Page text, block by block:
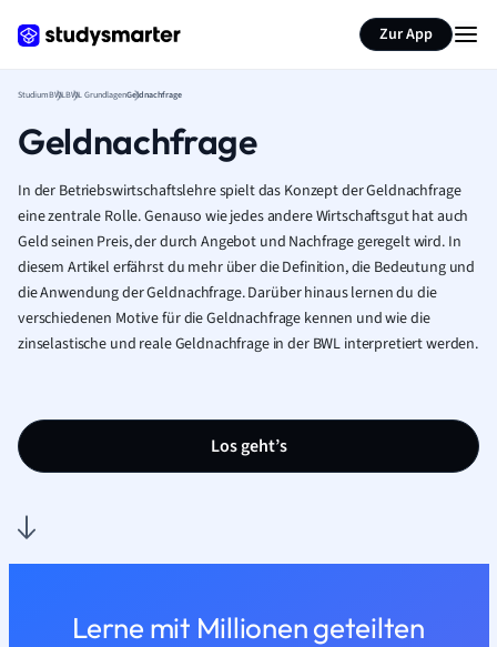
Zur App
StudiumBWLBWL GrundlagenGeldnachfrage
Geldnachfrage
In der Betriebswirtschaftslehre spielt das Konzept der Geldnachfrage
eine zentrale Rolle. Genauso wie jedes andere Wirtschaftsgut hat auch
Geld seinen Preis, der durch Angebot und Nachfrage geregelt wird. In
diesem Artikel erfährst du mehr über die Definition, die Bedeutung und
die Anwendung der Geldnachfrage. Darüber hinaus lernen du die
verschiedenen Motive für die Geldnachfrage kennen und wie die
zinselastische und reale Geldnachfrage in der BWL interpretiert werden.
Los geht’s
Lerne mit Millionen geteilten